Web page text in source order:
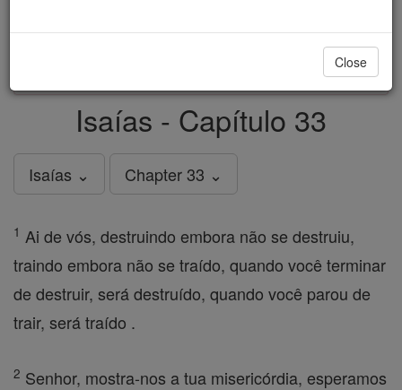
and keep Catholic education free for all. Stand with us
Isaías - Capítulo 33
Isaías ⌄ Chapter 33 ⌄
1 Ai de vós, destruindo embora não se destruiu,
traindo embora não se traído, quando você terminar
de destruir, será destruído, quando você parou de
trair, será traído .
2 Senhor, mostra-nos a tua misericórdia, esperamos
Close